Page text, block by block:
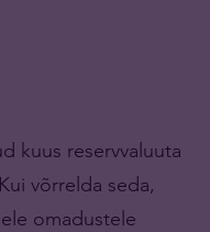
kuus reservvaluuta
võrrelda seda,
omadustele